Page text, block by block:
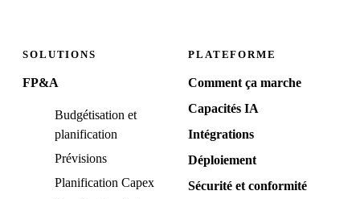
SOLUTIONS
FP&A
Budgétisation et
planification
Prévisions
Planification Capex
PLATEFORME
Comment ça marche
Capacités IA
Intégrations
Déploiement
Sécurité et conformité